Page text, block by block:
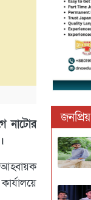
নাটোর
জনপ্রিয়